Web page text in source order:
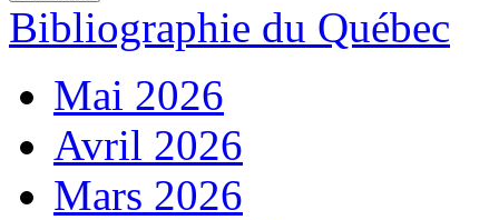
Bibliographie du Québec
Mai 2026
Avril 2026
Mars 2026